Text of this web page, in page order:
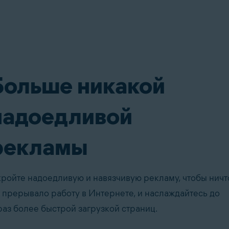
никакой
надоедливую и навязчивую рекламу, чтобы
прерывало работу в Интернете, и наслаждайтесь до
более быстрой загрузкой страниц.